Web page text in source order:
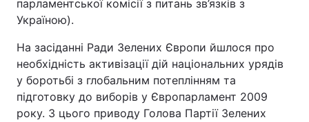
парламентської комісії з питань зв’язків з
Україною).
На засіданні Ради Зелених Європи йшлося про
необхідність активізації дій національних урядів
у боротьбі з глобальним потеплінням та
підготовку до виборів у Європарламент 2009
року. З цього приводу Голова Партії Зелених